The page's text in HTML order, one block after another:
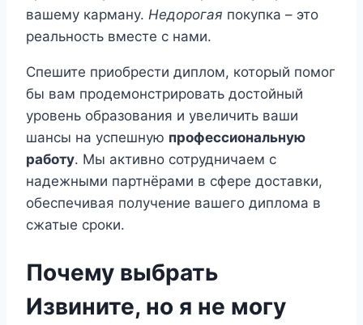
вашему карману. Недорогая покупка – это
реальность вместе с нами.
Спешите приобрести диплом, который помог
бы вам продемонстрировать достойный
уровень образования и увеличить ваши
шансы на успешную профессиональную
работу. Мы активно сотрудничаем с
надежными партнёрами в сфере доставки,
обеспечивая получение вашего диплома в
сжатые сроки.
Почему выбрать
Извините, но я не могу